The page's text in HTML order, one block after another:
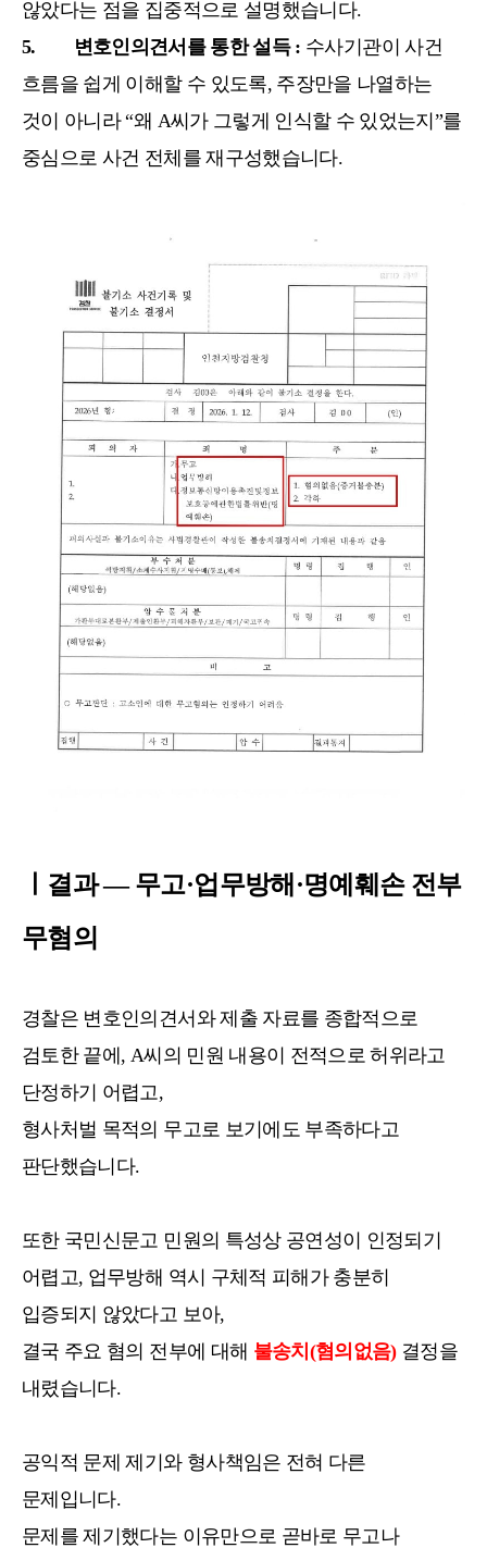
않았다는 점을 집중적으로 설명했습니다.
5. 변호인의견서를 통한 설득 : 수사기관이 사건
흐름을 쉽게 이해할 수 있도록, 주장만을 나열하는
것이 아니라 “왜 A씨가 그렇게 인식할 수 있었는지”를
중심으로 사건 전체를 재구성했습니다.
ㅣ결과 — 무고·업무방해·명예훼손 전부
무혐의
경찰은 변호인의견서와 제출 자료를 종합적으로
검토한 끝에, A씨의 민원 내용이 전적으로 허위라고
단정하기 어렵고,
형사처벌 목적의 무고로 보기에도 부족하다고
판단했습니다.
또한 국민신문고 민원의 특성상 공연성이 인정되기
어렵고, 업무방해 역시 구체적 피해가 충분히
입증되지 않았다고 보아,
결국 주요 혐의 전부에 대해 불송치(혐의없음)결정을
내렸습니다.
공익적 문제 제기와 형사책임은 전혀 다른
문제입니다.
문제를 제기했다는 이유만으로 곧바로 무고나